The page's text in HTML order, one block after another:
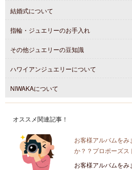
結婚式について
指輪・ジュエリーのお手入れ
その他ジュエリーの豆知識
ハワイアンジュエリーについて
NIWAKAについて
オススメ関連記事！
お客様アルバムを
か？？プロポーズ
お客様アルバムを